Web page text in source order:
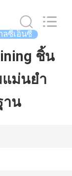
ลซีเอ็นซี
ชิ้น
ม่นยำ
าน